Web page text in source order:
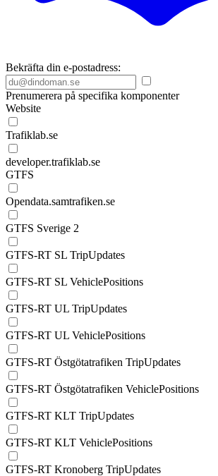
Bekräfta din e-postadress:
Prenumerera på specifika komponenter
Website
Trafiklab.se
developer.trafiklab.se
GTFS
Opendata.samtrafiken.se
GTFS Sverige 2
GTFS-RT SL TripUpdates
GTFS-RT SL VehiclePositions
GTFS-RT UL TripUpdates
GTFS-RT UL VehiclePositions
GTFS-RT Östgötatrafiken TripUpdates
GTFS-RT Östgötatrafiken VehiclePositions
GTFS-RT KLT TripUpdates
GTFS-RT KLT VehiclePositions
GTFS-RT Kronoberg TripUpdates